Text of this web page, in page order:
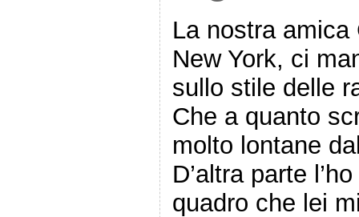
La nostra
New York, ci
sullo stile delle
Che a quanto
molto lontane
D’altra parte
quadro che lei